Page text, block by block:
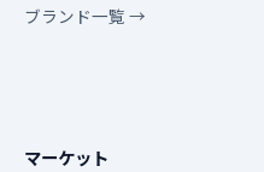
ブランド一覧 →
マーケット